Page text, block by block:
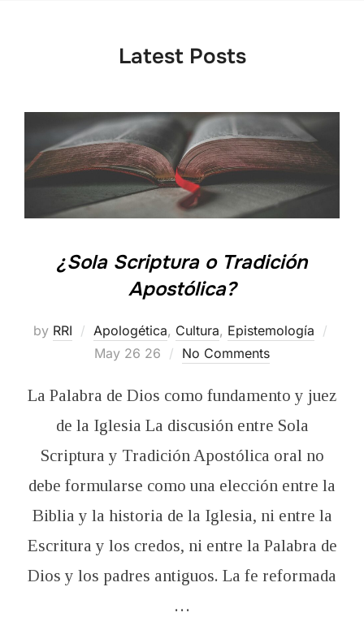
Latest Posts
¿Sola Scriptura o Tradición
Apostólica?
by RRI Apologética, Cultura, Epistemología
May 26 26 No Comments
La Palabra de Dios como fundamento y juez
de la Iglesia La discusión entre Sola
Scriptura y Tradición Apostólica oral no
debe formularse como una elección entre la
Biblia y la historia de la Iglesia, ni entre la
Escritura y los credos, ni entre la Palabra de
Dios y los padres antiguos. La fe reformada
…